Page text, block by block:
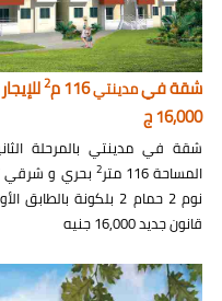
شقة فيمدينتي116 م 2
16,000 ج
شقة في مدينتي بالمرحلة
المساحة 116 متر
2
نوم 2 حمام 2 بلكونة
قانون جديد 16,000 جنيه